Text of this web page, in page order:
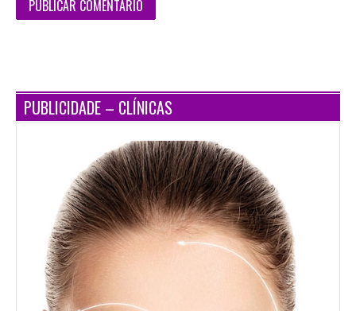
PUBLICIDADE – CLÍNICAS